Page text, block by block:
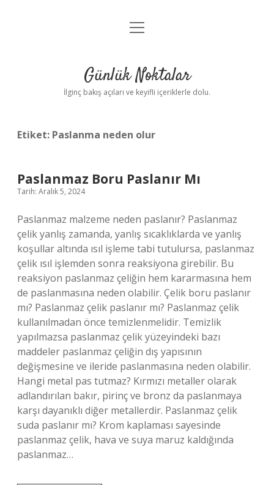
Anasayfa
Yasal Uyarı
menüyü
Günlük Noktalar
İlginç bakış açıları ve keyifli içeriklerle dolu.
Etiket: Paslanma neden olur
Paslanmaz Boru Paslanır Mı
Tarih: Aralık 5, 2024
Paslanmaz malzeme neden paslanır? Paslanmaz
çelik yanlış zamanda, yanlış sıcaklıklarda ve yanlış
koşullar altında ısıl işleme tabi tutulursa, paslanmaz
çelik ısıl işlemden sonra reaksiyona girebilir. Bu
reaksiyon paslanmaz çeliğin hem kararmasına hem
de paslanmasına neden olabilir. Çelik boru paslanır
mı? Paslanmaz çelik paslanır mı? Paslanmaz çelik
kullanılmadan önce temizlenmelidir. Temizlik
yapılmazsa paslanmaz çelik yüzeyindeki bazı
maddeler paslanmaz çeliğin dış yapısının
değişmesine ve ileride paslanmasına neden olabilir.
Hangi metal pas tutmaz? Kırmızı metaller olarak
adlandırılan bakır, pirinç ve bronz da paslanmaya
karşı dayanıklı diğer metallerdir. Paslanmaz çelik
suda paslanır mı? Krom kaplaması sayesinde
paslanmaz çelik, hava ve suya maruz kaldığında
paslanmaz…